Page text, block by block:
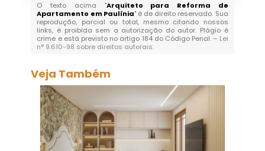
O texto acima "Arquiteto para Reforma de
Apartamento em Paulínia" é de direito reservado. Sua
reprodução, parcial ou total, mesmo citando nossos
links, é proibida sem a autorização do autor. Plágio é
crime e está previsto no artigo 184 do Código Penal. – Lei
n° 9.610-98 sobre direitos autorais.
Veja Também